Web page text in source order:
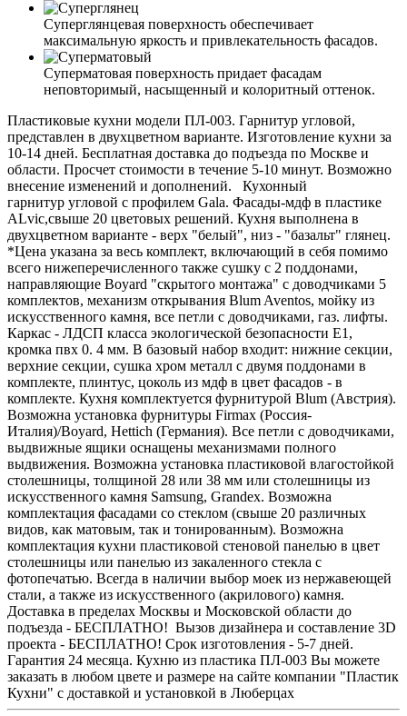
Суперглянцевая поверхность обеспечивает
максимальную яркость и привлекательность фасадов.
Суперматовая поверхность придает фасадам
неповторимый, насыщенный и колоритный оттенок.
Пластиковые кухни модели ПЛ-003. Гарнитур угловой,
представлен в двухцветном варианте. Изготовление кухни за
10-14 дней. Бесплатная доставка до подъезда по Москве и
области. Просчет стоимости в течение 5-10 минут. Возможно
внесение изменений и дополнений. Кухонный
гарнитур угловой с профилем Gala. Фасады-мдф в пластике
ALvic,свыше 20 цветовых решений. Кухня выполнена в
двухцветном варианте - верх "белый", низ - "базальт" глянец.
*Цена указана за весь комплект, включающий в себя помимо
всего нижеперечисленного также сушку с 2 поддонами,
направляющие Boyard "скрытого монтажа" с доводчиками 5
комплектов, механизм открывания Blum Aventos, мойку из
искусственного камня, все петли с доводчиками, газ. лифты.
Каркас - ЛДСП класса экологической безопасности Е1,
кромка пвх 0. 4 мм. В базовый набор входит: нижние секции,
верхние секции, сушка хром металл с двумя поддонами в
комплекте, плинтус, цоколь из мдф в цвет фасадов - в
комплекте. Кухня комплектуется фурнитурой Blum (Австрия).
Возможна установка фурнитуры Firmax (Россия-
Италия)/Boyard, Hettich (Германия). Все петли с доводчиками,
выдвижные ящики оснащены механизмами полного
выдвижения. Возможна установка пластиковой влагостойкой
столешницы, толщиной 28 или 38 мм или столешницы из
искусственного камня Samsung, Grandex. Возможна
комплектация фасадами со стеклом (свыше 20 различных
видов, как матовым, так и тонированным). Возможна
комплектация кухни пластиковой стеновой панелью в цвет
столешницы или панелью из закаленного стекла с
фотопечатью. Всегда в наличии выбор моек из нержавеющей
стали, а также из искусственного (акрилового) камня.
Доставка в пределах Москвы и Московской области до
подъезда - БЕСПЛАТНО! Вызов дизайнера и составление 3D
проекта - БЕСПЛАТНО! Срок изготовления - 5-7 дней.
Гарантия 24 месяца. Кухню из пластика ПЛ-003 Вы можете
заказать в любом цвете и размере на сайте компании "Пластик
Кухни" с доставкой и установкой в Люберцах